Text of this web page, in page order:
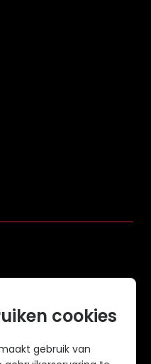
cookies
gebruik van